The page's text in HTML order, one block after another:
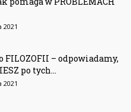
2021
FILOZOFII – odpowiadamy,
po tych...
2021